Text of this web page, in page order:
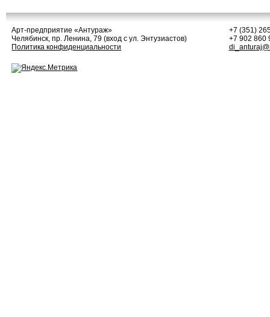
Арт-предприятие «Антураж»
Челябинск, пр. Ленина, 79 (вход с ул. Энтузиастов)
Политика конфиденциальности
+7 (351)
+7 902 860